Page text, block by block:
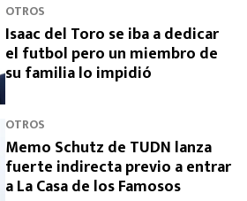
OTROS
Isaac del Toro se iba a dedicar
el futbol pero un miembro de
su familia lo impidió
OTROS
Memo Schutz de TUDN lanza
fuerte indirecta previo a entrar
a La Casa de los Famosos